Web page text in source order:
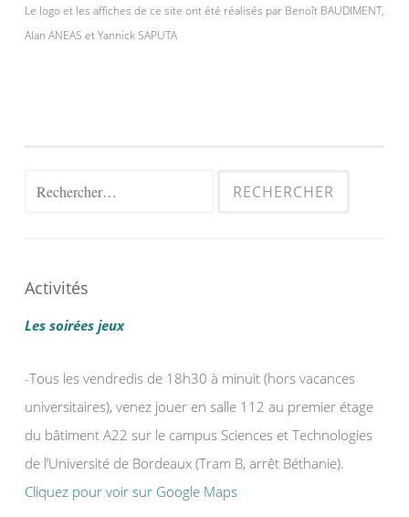
Le logo et les affiches de ce site ont été réalisés par Benoît BAUDIMENT,
Alan ANEAS et Yannick SAPUTA
Rechercher :
Activités
Les soirées jeux
-Tous les vendredis de 18h30 à minuit (hors vacances
universitaires), venez jouer en salle 112 au premier étage
du bâtiment A22 sur le campus Sciences et Technologies
de l’Université de Bordeaux (Tram B, arrêt Béthanie).
Cliquez pour voir sur Google Maps